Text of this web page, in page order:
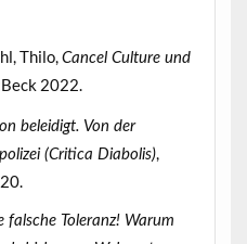
Thilo, Cancel Culture und
2022.
beleidigt. Von der
(Critica Diabolis),
falsche Toleranz! Warum